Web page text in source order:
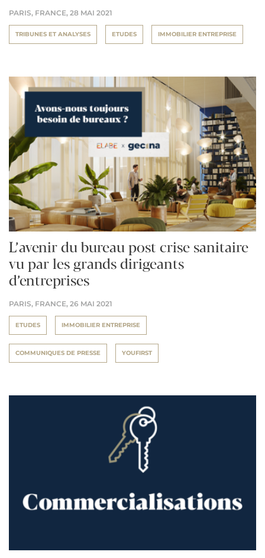
PARIS, FRANCE, 28 MAI 2021
TRIBUNES ET ANALYSES ETUDES IMMOBILIER ENTREPRISE
L’avenir du bureau post crise sanitaire
vu par les grands dirigeants
d’entreprises
PARIS, FRANCE, 26 MAI 2021
ETUDES IMMOBILIER ENTREPRISE
COMMUNIQUES DE PRESSE YOUFIRST